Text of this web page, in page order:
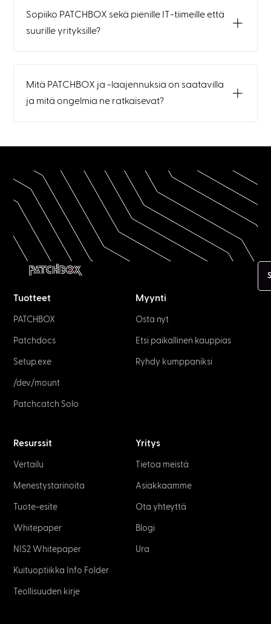
Sopiiko PATCHBOX sekä pienille IT-tiimeille että
suurille yrityksille?
Mitä PATCHBOX ja -laajennuksia on saatavilla
ja mitä ongelmia ne ratkaisevat?
Tuotteet
PATCHBOX
Patchdocs
Setup.exe
/dev/mount
Patchcatch Solo
Myynti
Osta nyt
Etsi paikallinen kauppias
Ryhdy kumppaniksi
Resurssit
Vertailu
Menestystarinoita
Tuote-esite
Whitepaper
NIS2 Whitepaper
Kuituoptiikka Info Folder
Teollisuuden kirje
Yritys
Tietoa meistä
Asiakkaamme
Ota yhteyttä
Blogi
Ura